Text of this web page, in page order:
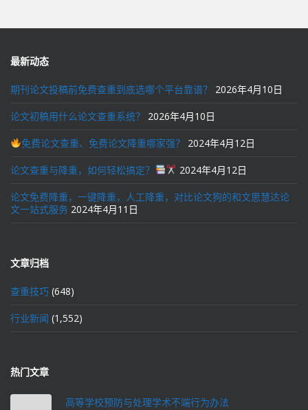
航
最新动态
期刊论文投稿前免费查重到底选哪个平台靠谱？ 2026年4月10日
论文初稿用什么论文查重系统？ 2026年4月10日
免费论文查重、免费论文降重哪家强？ 2024年4月12日
论文查重与降重，如何轻松搞定？ 2024年4月12日
论文免费降重，一键降重，人工降重，对比论文狗的和文思慧达论
文一站式服务 2024年4月11日
文章归档
查重技巧 (648)
行业新闻 (1,552)
热门文章
高等学校预防与处理学术不端行为办法